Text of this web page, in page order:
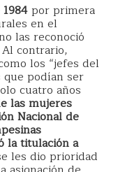
por primera
en el
las reconoció
contrario,
los “jefes del
podían ser
cuatro años
las mujeres
Nacional de
la titulación a
les dio prioridad